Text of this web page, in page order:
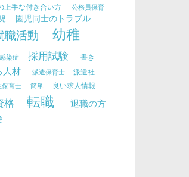
上手な付き合い方
公務員保育
園児同士のトラブル
職活動
幼稚
感染症 採用試験
書き
人材 派遣保育士
派遣社
保育士 簡単 良い求人情報
格 転職
退職の方